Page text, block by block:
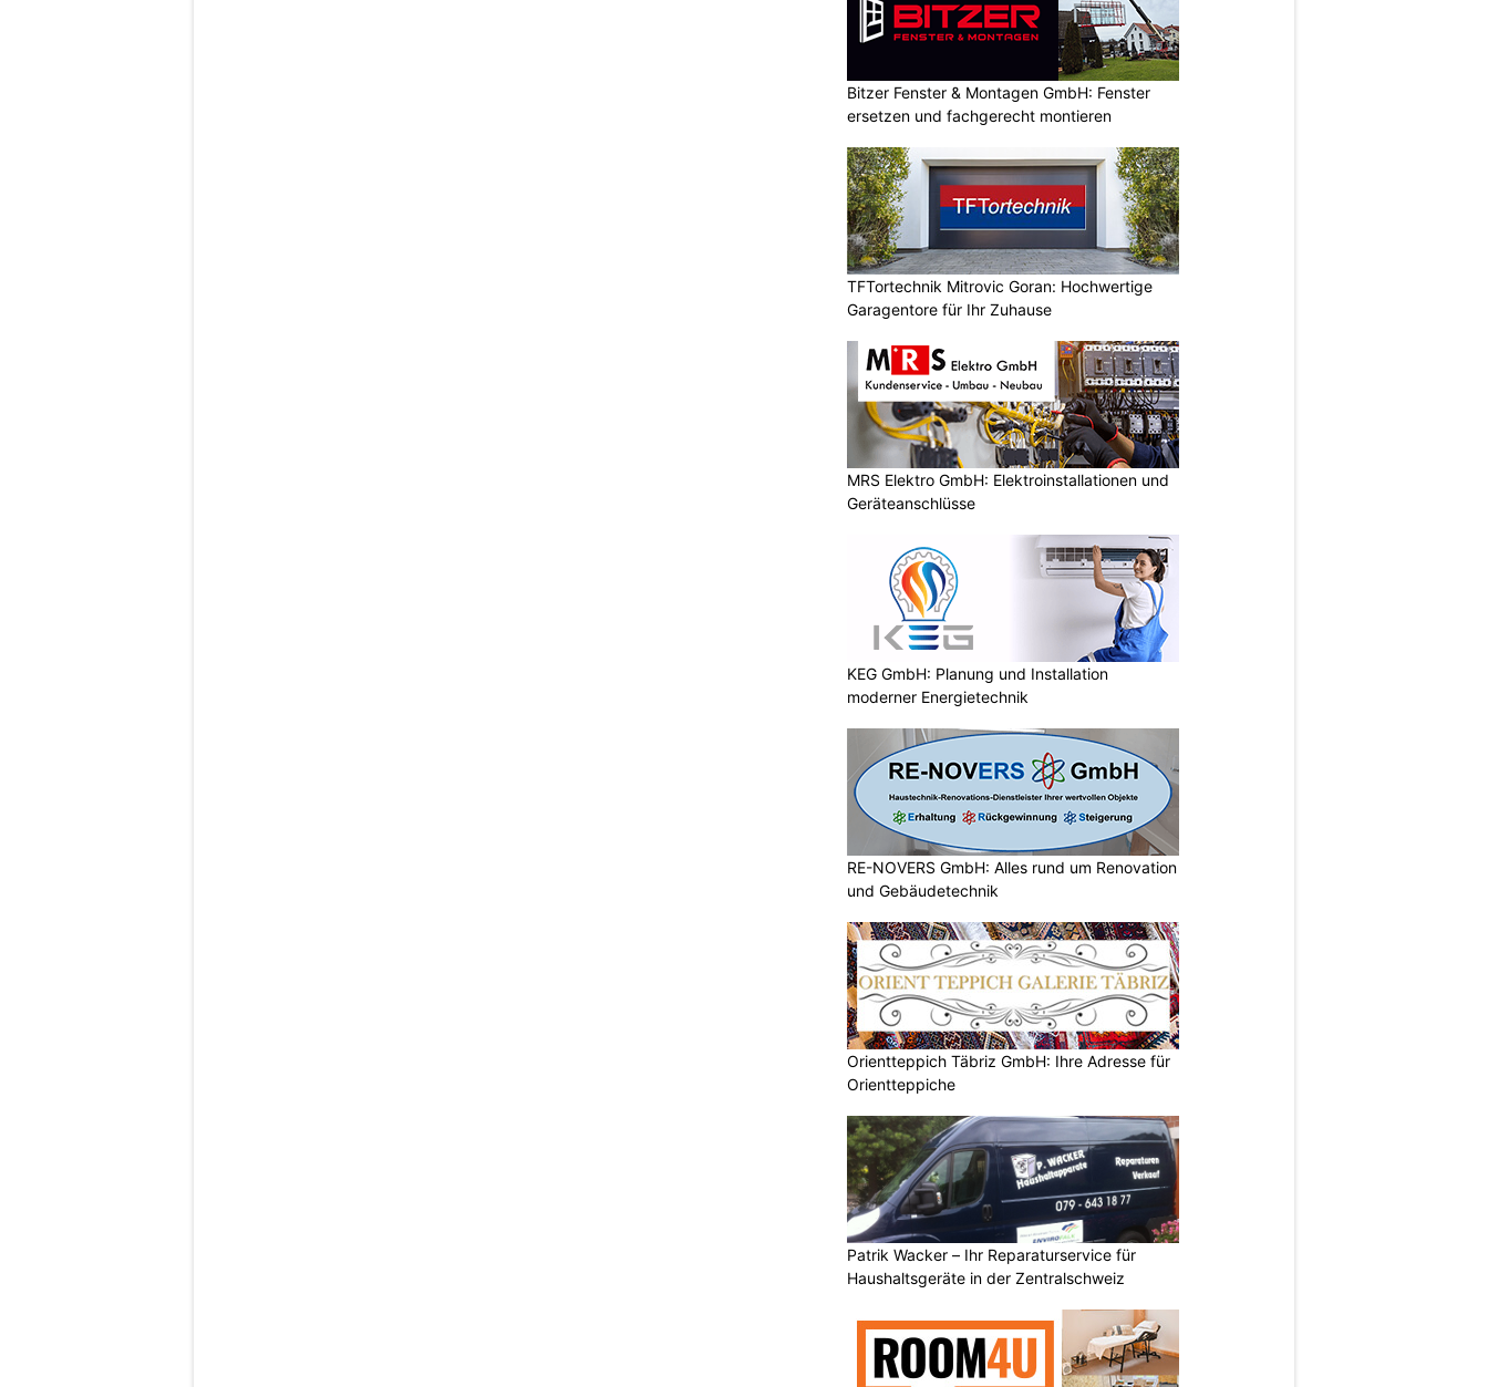
Bitzer Fenster & Montagen GmbH: Fenster
ersetzen und fachgerecht montieren
TFTortechnik Mitrovic Goran: Hochwertige
Garagentore für Ihr Zuhause
MRS Elektro GmbH: Elektroinstallationen und
Geräteanschlüsse
KEG GmbH: Planung und Installation
moderner Energietechnik
RE-NOVERS GmbH: Alles rund um Renovation
und Gebäudetechnik
Orientteppich Täbriz GmbH: Ihre Adresse für
Orientteppiche
Patrik Wacker – Ihr Reparaturservice für
Haushaltsgeräte in der Zentralschweiz